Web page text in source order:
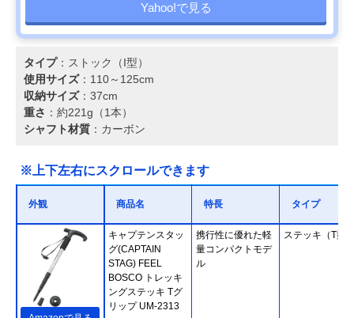
Yahoo!で見る
タイプ：ストック（I型）
使用サイズ：110～125cm
収納サイズ：37cm
重さ ：約221g（1本）
シャフト材質 ：カーボン
※上下左右にスクロールできます
外観 商品名 特長 タイプ
キャプテンスタッ
グ(CAPTAIN
STAG) FEEL
BOSCO トレッキ
ングステッキ Tグ
リップ UM-2313
携行性に優れた軽
量コンパクトモデ
ル
ステッキ（T型